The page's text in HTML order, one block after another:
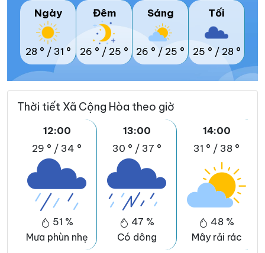
Ngày
28 ° / 31 °
Đêm
26 ° / 25 °
Sáng
26 ° / 25 °
Tối
25 ° / 28 °
Thời tiết Xã Cộng Hòa theo giờ
12:00
29 ° / 34 °
51 %
Mưa phùn nhẹ
13:00
30 ° / 37 °
47 %
Có dông
14:00
31 ° / 38 °
48 %
Mây rải rác